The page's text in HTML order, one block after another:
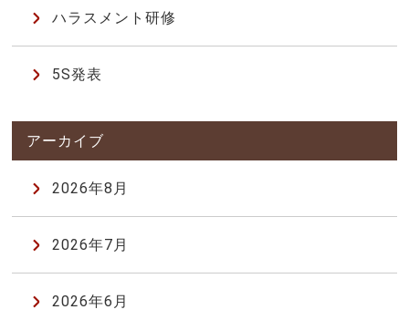
ハラスメント研修
5S発表
2026年8月
2026年7月
2026年6月